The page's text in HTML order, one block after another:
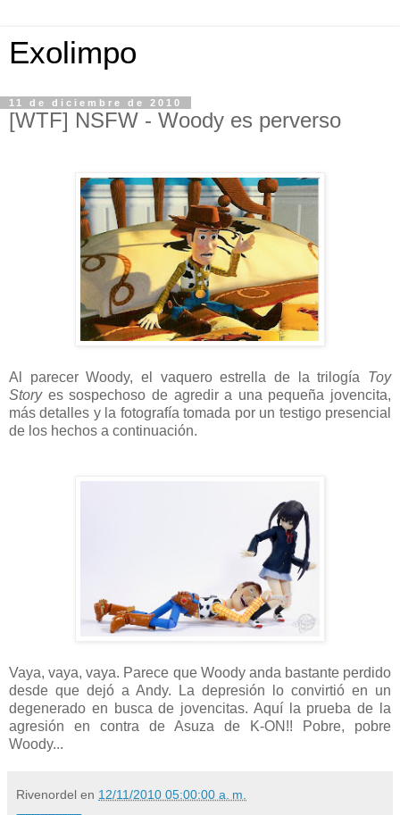
Exolimpo
11 de diciembre de 2010
[WTF] NSFW - Woody es perverso
Al parecer Woody, el vaquero estrella de la trilogía Toy
Storyes sospechoso de agredir a una pequeña jovencita,
más detalles y la fotografía tomada por un testigo presencial
de los hechos a continuación.
Vaya, vaya, vaya. Parece que Woody anda bastante perdido
desde que dejó a Andy. La depresión lo convirtió en un
degenerado en busca de jovencitas. Aquí la prueba de la
agresión en contra de Asuza de K-ON!! Pobre, pobre
Woody...
Rivenordel en 12/11/2010 05:00:00 a. m.